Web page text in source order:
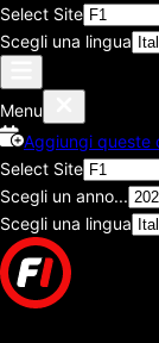
Select Site
Scegli una lingua
Menu
Aggiungi queste
Select Site
Scegli un anno...
Scegli una lingua